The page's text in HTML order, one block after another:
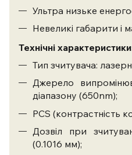
Ультра низьке
Невеликі габарити і
Технічні
Тип зчитувача:
Джерело
діапазону (650nm);
PCS (контрастність
Дозвіл при
(0.1016 мм);